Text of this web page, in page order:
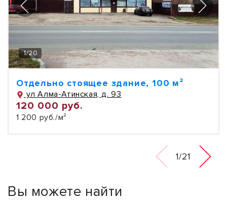
1/20
Отдельно стоящее здание, 100 м²
ул Алма-Атинская, д. 93
120 000 руб.
1 200 руб./м²
1/21
Вы можете найти